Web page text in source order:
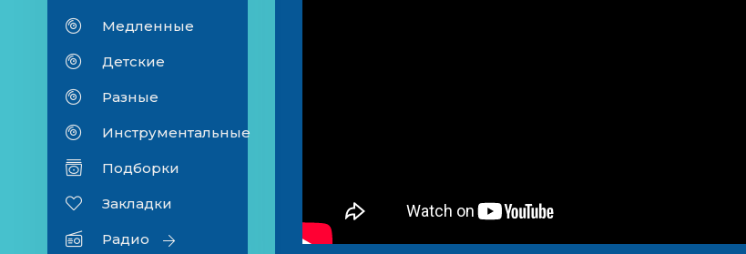
Медленные
Детские
Разные
Инструментальные
Подборки
Закладки
Радио